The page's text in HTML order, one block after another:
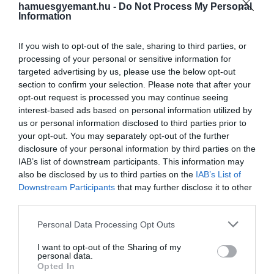
hamuesgyemant.hu - Do Not Process My Personal
Information
If you wish to opt-out of the sale, sharing to third parties, or
processing of your personal or sensitive information for
targeted advertising by us, please use the below opt-out
section to confirm your selection. Please note that after your
opt-out request is processed you may continue seeing
interest-based ads based on personal information utilized by
us or personal information disclosed to third parties prior to
your opt-out. You may separately opt-out of the further
disclosure of your personal information by third parties on the
IAB’s list of downstream participants. This information may
also be disclosed by us to third parties on the IAB’s List of
Downstream Participants that may further disclose it to other
Please note that this website/app uses one or more Google
not limited to your visit or usage behaviour. You may click to
grant or deny consent to Google and its third-party tags to
Personal Data Processing Opt Outs
I want to opt-out of the Sharing of my
personal data.
Opted In